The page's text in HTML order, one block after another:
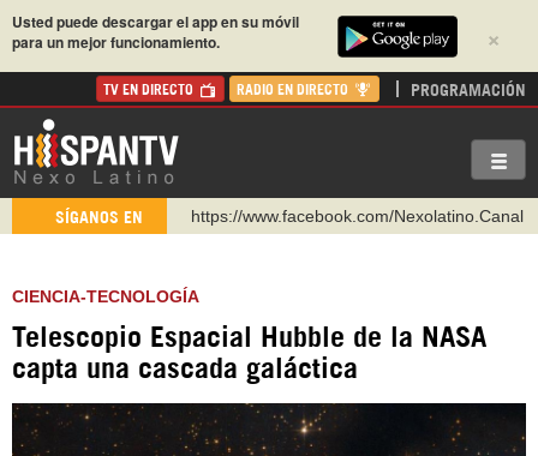
×
Usted puede descargar el app en su móvil
para un mejor funcionamiento.
TV EN DIRECTO RADIO EN DIRECTO PROGRAMACIÓN
SÍGANOS EN
https://www.facebook.com/Nexolatino.Canal
http://twitter.com/nexo_latino
https://t.me/hispantvcanal
https://urmedium.com/c/hispantv
Instagram como: hispan_tv
CIENCIA-TECNOLOGÍA
Telescopio Espacial Hubble de la NASA
capta una cascada galáctica